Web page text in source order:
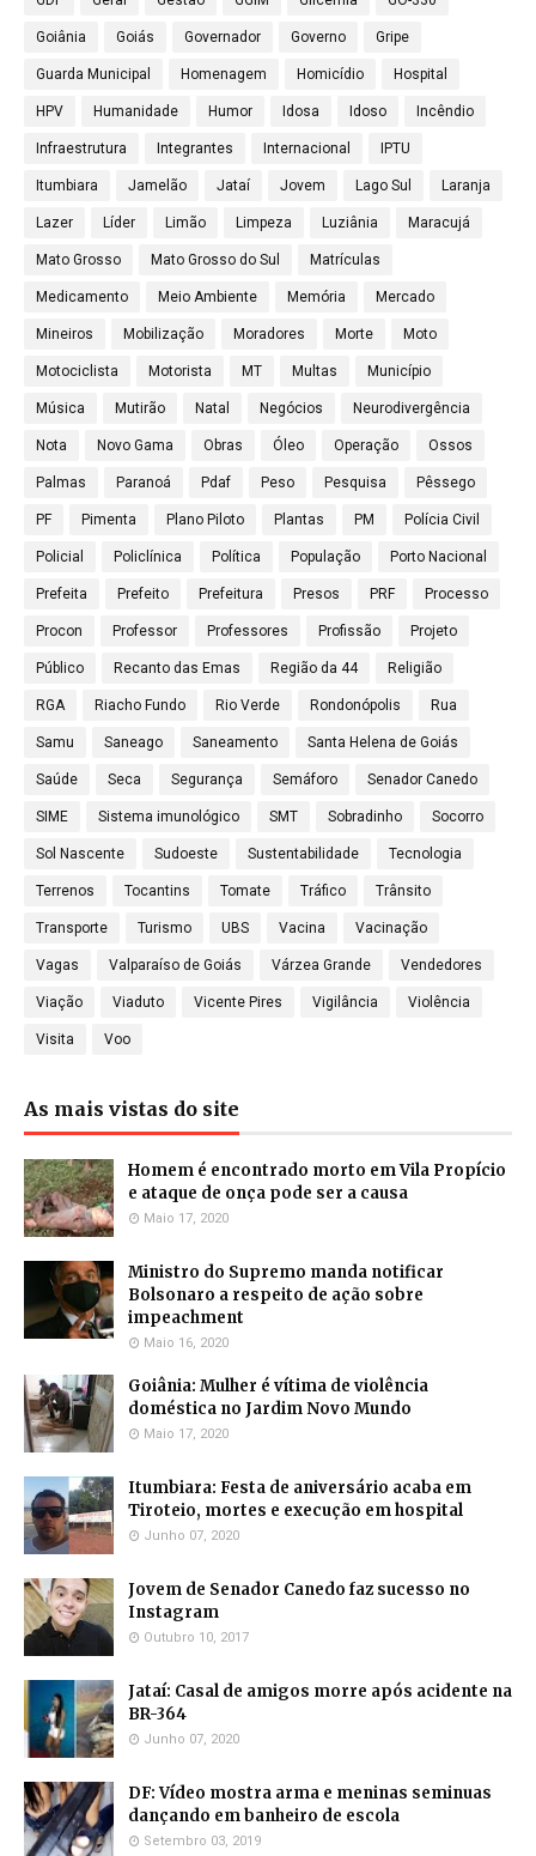
Goiânia Goiás Governador Governo Gripe
Guarda Municipal Homenagem Homicídio Hospital
HPV Humanidade Humor Idosa Idoso Incêndio
Infraestrutura Integrantes Internacional IPTU
Itumbiara Jamelão Jataí Jovem Lago Sul Laranja
Lazer Líder Limão Limpeza Luziânia Maracujá
Mato Grosso Mato Grosso do Sul Matrículas
Medicamento Meio Ambiente Memória Mercado
Mineiros Mobilização Moradores Morte Moto
Motociclista Motorista MT Multas Município
Música Mutirão Natal Negócios Neurodivergência
Nota Novo Gama Obras Óleo Operação Ossos
Palmas Paranoá Pdaf Peso Pesquisa Pêssego
PF Pimenta Plano Piloto Plantas PM Polícia Civil
Policial Policlínica Política População Porto Nacional
Prefeita Prefeito Prefeitura Presos PRF Processo
Procon Professor Professores Profissão Projeto
Público Recanto das Emas Região da 44 Religião
RGA Riacho Fundo Rio Verde Rondonópolis Rua
Samu Saneago Saneamento Santa Helena de Goiás
Saúde Seca Segurança Semáforo Senador Canedo
SIME Sistema imunológico SMT Sobradinho Socorro
Sol Nascente Sudoeste Sustentabilidade Tecnologia
Terrenos Tocantins Tomate Tráfico Trânsito
Transporte Turismo UBS Vacina Vacinação
Vagas Valparaíso de Goiás Várzea Grande Vendedores
Viação Viaduto Vicente Pires Vigilância Violência
Visita Voo
As mais vistas do site
Homem é encontrado morto em Vila Propício
e ataque de onça pode ser a causa
Maio 17, 2020
Ministro do Supremo manda notificar
Bolsonaro a respeito de ação sobre
impeachment
Maio 16, 2020
Goiânia: Mulher é vítima de violência
doméstica no Jardim Novo Mundo
Maio 17, 2020
Itumbiara: Festa de aniversário acaba em
Tiroteio, mortes e execução em hospital
Junho 07, 2020
Jovem de Senador Canedo faz sucesso no
Instagram
Outubro 10, 2017
Jataí: Casal de amigos morre após acidente na
BR-364
Junho 07, 2020
DF: Vídeo mostra arma e meninas seminuas
dançando em banheiro de escola
Setembro 03, 2019